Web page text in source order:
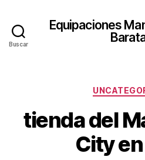
Buscar
Equipaciones
tienda del
City